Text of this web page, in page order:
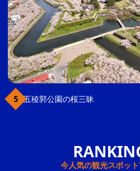
五稜郭公園の桜三昧
今人気の観光スポッ